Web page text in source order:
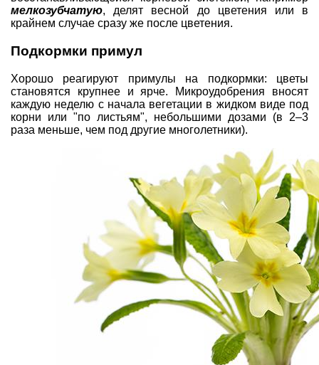
мелкозубчатую, делят весной до цветения или в
крайнем случае сразу же после цветения.
Подкормки примул
Хорошо реагируют примулы на подкормки: цветы
становятся крупнее и ярче. Микроудобрения вносят
каждую неделю с начала вегетации в жидком виде под
корни или "по листьям", небольшими дозами (в 2–3
раза меньше, чем под другие многолетники).